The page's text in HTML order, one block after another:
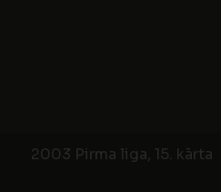
2003 Pirma liga, 15. kārta